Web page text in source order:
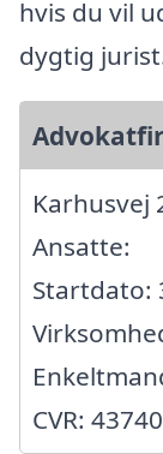
hvis du vil
dygtig
Karhusvej
Ansatte:
Startdato:
CVR: